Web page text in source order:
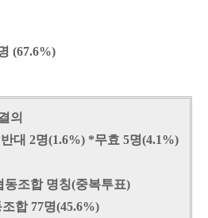
(67.6%)
의
대 2명(1.6%) *무효 5명(4.1%)
동조합 명칭(중복투표)
합 77명(45.6%)